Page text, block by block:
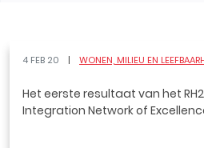
4 FEB 20 WONEN, MILIEU EN
Het eerste resultaat van het
Integration Network of